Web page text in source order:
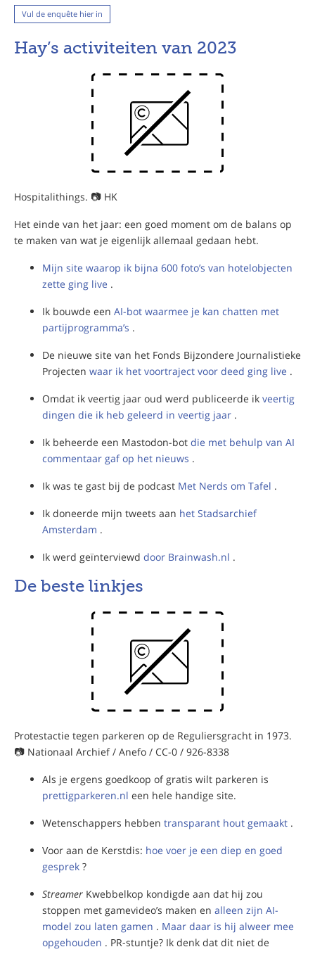
Vul de enquête hier in
Hay’s activiteiten van 2023
Hospitalithings. 📷 HK
Het einde van het jaar: een goed moment om de balans op
te maken van wat je eigenlijk allemaal gedaan hebt.
Mijn site waarop ik bijna 600 foto’s van hotelobjecten
zette ging live .
Ik bouwde een AI-bot waarmee je kan chatten met
partijprogramma’s .
De nieuwe site van het Fonds Bijzondere Journalistieke
Projecten waar ik het voortraject voor deed ging live .
Omdat ik veertig jaar oud werd publiceerde ik veertig
dingen die ik heb geleerd in veertig jaar .
Ik beheerde een Mastodon-bot die met behulp van AI
commentaar gaf op het nieuws .
Ik was te gast bij de podcast Met Nerds om Tafel .
Ik doneerde mijn tweets aan het Stadsarchief
Amsterdam .
Ik werd geïnterviewd door Brainwash.nl .
De beste linkjes
Protestactie tegen parkeren op de Reguliersgracht in 1973.
📷 Nationaal Archief / Anefo / CC-0 / 926-8338
Als je ergens goedkoop of gratis wilt parkeren is
prettigparkeren.nl een hele handige site.
Wetenschappers hebben transparant hout gemaakt .
Voor aan de Kerstdis: hoe voer je een diep en goed
gesprek ?
Streamer Kwebbelkop kondigde aan dat hij zou
stoppen met gamevideo’s maken en alleen zijn AI-
model zou laten gamen . Maar daar is hij alweer mee
opgehouden . PR-stuntje? Ik denk dat dit niet de